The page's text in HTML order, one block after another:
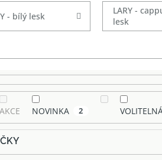
- bílý lesk
LARY -
lesk
AKCE NOVINKA 2